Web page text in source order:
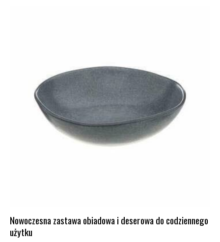
Nowoczesna zastawa obiadowa i deserowa do codziennego
użytku